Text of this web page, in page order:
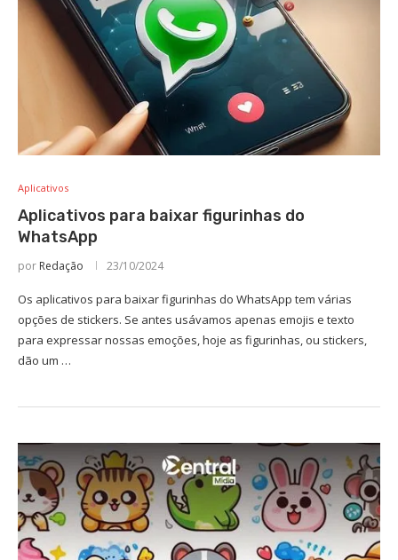
Aplicativos
Aplicativos para baixar figurinhas do
WhatsApp
por Redação 23/10/2024
Os aplicativos para baixar figurinhas do WhatsApp tem várias
opções de stickers. Se antes usávamos apenas emojis e texto
para expressar nossas emoções, hoje as figurinhas, ou stickers,
dão um …